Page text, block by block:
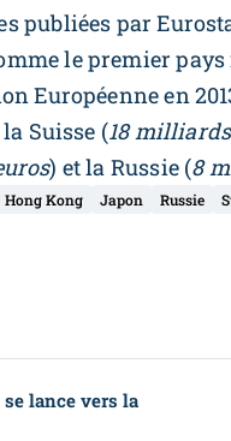
publiées par
le premier
Européenne en
la Suisse (18 milliards
) et la Russie (8
Hong Kong Japon Russie
lance vers la